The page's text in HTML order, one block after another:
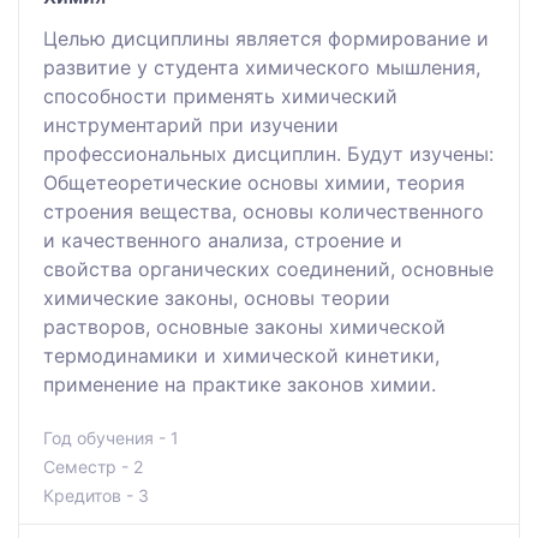
Целью дисциплины является формирование и
развитие у студента химического мышления,
способности применять химический
инструментарий при изучении
профессиональных дисциплин. Будут изучены:
Общетеоретические основы химии, теория
строения вещества, основы количественного
и качественного анализа, строение и
свойства органических соединений, основные
химические законы, основы теории
растворов, основные законы химической
термодинамики и химической кинетики,
применение на практике законов химии.
Год обучения - 1
Семестр - 2
Кредитов - 3